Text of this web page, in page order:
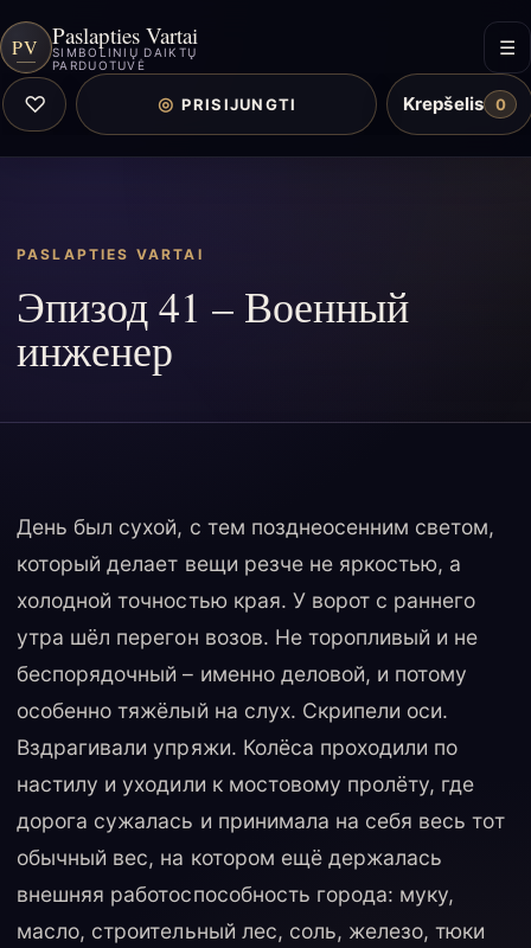
PV Paslapties Vartai
SIMBOLINIŲ DAIKTŲ
PARDUOTUVĖ
☰
♡ ◎ PRISIJUNGTI Krepšelis 0
PASLAPTIES VARTAI
Эпизод 41 – Военный
инженер
День был сухой, с тем позднеосенним светом,
который делает вещи резче не яркостью, а
холодной точностью края. У ворот с раннего
утра шёл перегон возов. Не торопливый и не
беспорядочный – именно деловой, и потому
особенно тяжёлый на слух. Скрипели оси.
Вздрагивали упряжи. Колёса проходили по
настилу и уходили к мостовому пролёту, где
дорога сужалась и принимала на себя весь тот
обычный вес, на котором ещё держалась
внешняя работоспособность города: муку,
масло, строительный лес, соль, железо, тюки